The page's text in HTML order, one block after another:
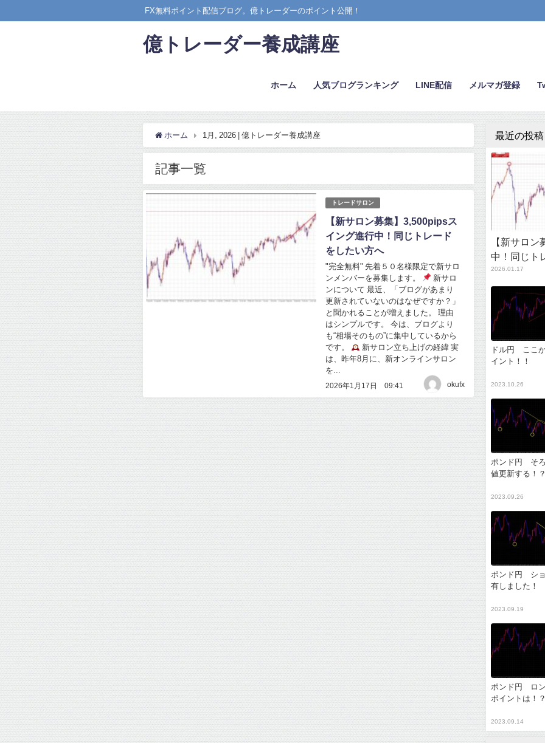
FX無料ポイント配信ブログ。億トレーダーのポイント公開！
億トレーダー養成講座
ホーム 人気ブログランキング LINE配信 メルマガ登録
ホーム 1月, 2026 | 億トレーダー養成講座
記事一覧
トレードサロン
【新サロン募集】3,500pipsス
イング進行中！同じトレード
をしたい方へ
2026年1月17日 09:41
"完全無料" 先着５０名様限定で新サロ
ンメンバーを募集します。
新サロ
ンについて 最近、「ブログがあまり
更新されていないのはなぜですか？」
と聞かれることが増えました。 理由
はシンプルです。 今は、ブログより
も“相場そのもの”に集中しているから
です。
新サロン立ち上げの経緯 実
は、昨年8月に、新オンラインサロン
を...
okufx
最近の投稿
【新サロ
中！同じト
2026.01.17
ドル円 ここ
イント！！
2023.10.26
ポンド円 そ
値更新する！
2023.09.26
ポンド円 シ
有しました！
2023.09.19
ポンド円 ロ
ポイントは！
2023.09.14